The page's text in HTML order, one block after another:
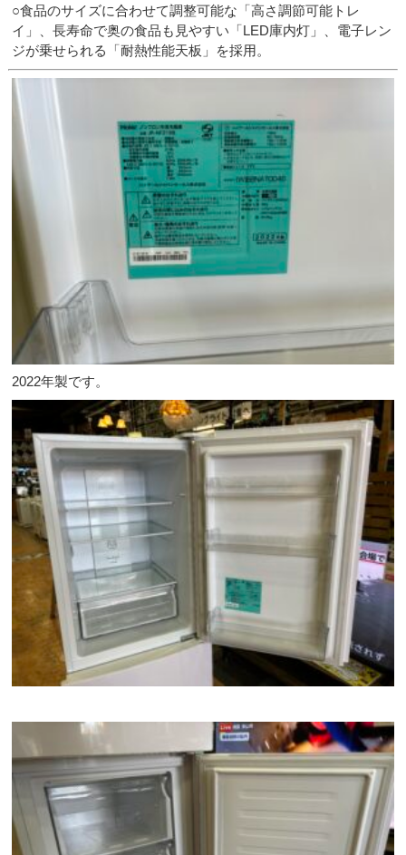
○食品のサイズに合わせて調整可能な「高さ調節可能トレ
イ」、長寿命で奥の食品も見やすい「LED庫内灯」、電子レン
ジが乗せられる「耐熱性能天板」を採用。
2022年製です。